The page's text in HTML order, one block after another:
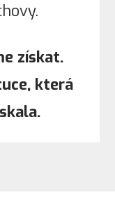
získat.
která